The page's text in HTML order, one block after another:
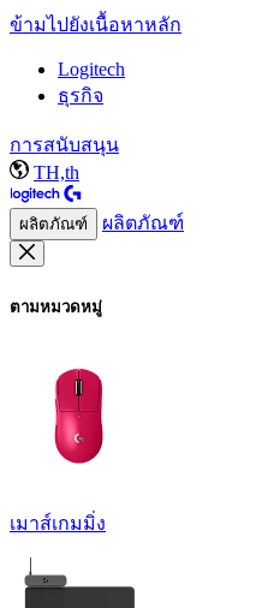
ข้ามไปยังเนื้อหาหลัก
Logitech
ธุรกิจ
การสนับสนุน
TH,th
ผลิตภัณฑ์ ผลิตภัณฑ์
ตามหมวดหมู่
เมาส์เกมมิ่ง